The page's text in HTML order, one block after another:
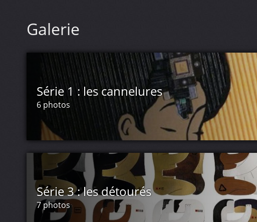
Galerie
Série 1 : les cannelures
6 photos
Série 3 : les détourés
7 photos